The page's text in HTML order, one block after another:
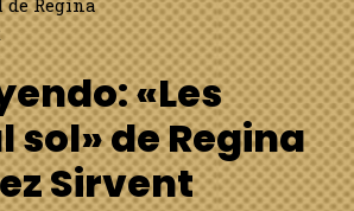
«Les
sol» de Regina
Sirvent